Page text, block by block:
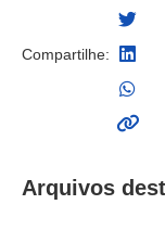
Compartilhe:
Arquivos